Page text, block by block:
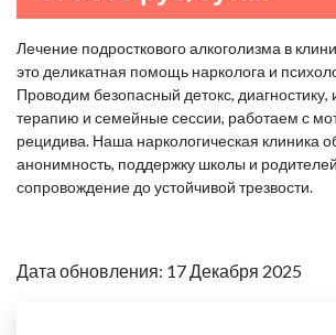
Лечение подросткового алкоголизма в
это деликатная помощь нарколога и
Проводим безопасный детокс,
терапию и семейные сессии, работаем с
рецидива. Наша наркологическая клиника
анонимность, поддержку школы и
сопровождение до устойчивой трезвости.
Дата обновления: 17 Декабря 2025